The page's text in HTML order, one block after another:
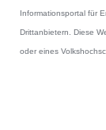
Informationsportal für
Drittanbietern. Diese
oder eines